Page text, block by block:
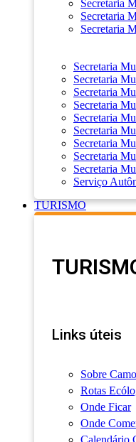
Secretaria
Secretaria
Secretaria
Secretaria
Secretaria
Secretaria
Secretaria
Secretaria
Secretaria
Secretaria
Secretaria
Secretaria
Serviço
TURISMO
Links úteis
Sobre
Rotas
Onde Ficar
Onde
Calendário